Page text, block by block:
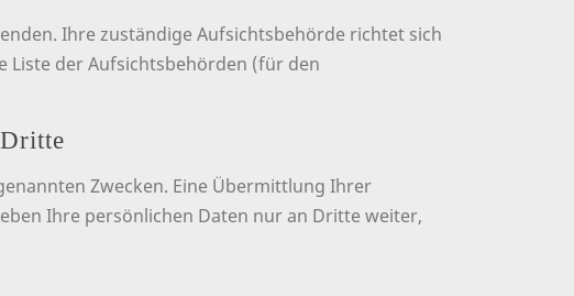
Ihre zuständige Aufsichtsbehörde richtet sich
Liste der Aufsichtsbehörden (für den
Zwecken. Eine Übermittlung Ihrer
Ihre persönlichen Daten nur an Dritte weiter,